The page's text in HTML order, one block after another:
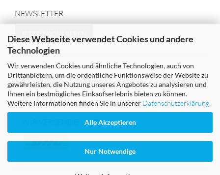
Diese Webseite verwendet Cookies und andere
Technologien
Wir verwenden Cookies und ähnliche Technologien, auch von
Drittanbietern, um die ordentliche Funktionsweise der Website zu
gewährleisten, die Nutzung unseres Angebotes zu analysieren und
Ihnen ein bestmögliches Einkaufserlebnis bieten zu können.
Weitere Informationen finden Sie in unserer Datenschutzerklärung.
Alle Akzeptieren
Nur Notwendige
NEWSLETTER
SICHER EINKAUFEN MIT
WIR VERSENDEN MIT